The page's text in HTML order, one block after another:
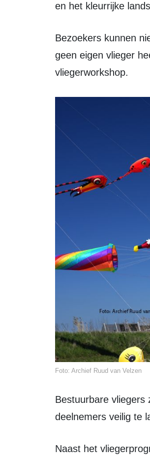
en het kleurrijke
Bezoekers kunnen niet alleen kijken, maar ook zelf vliegeren op het strand. Wie
geen eigen vlieger
vliegerworkshop.
Foto: Archief Ruud van Velzen
Bestuurbare vliegers zijn niet toegestaan, om het evenement voor bezoekers en
deelnemers veilig te
Naast het vliegerprogramma zijn er ook activiteiten voor kinderen. Zo is er een